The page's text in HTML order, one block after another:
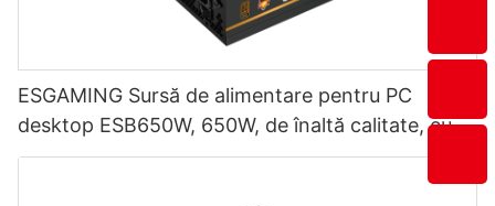
ESGAMING Sursă de alimentare pentru PC
desktop ESB650W, 650W, de înaltă calitate, cu
eficiență de 85%, modul complet 80+ Bronze